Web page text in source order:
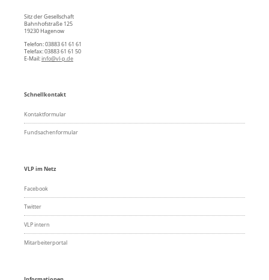
Sitz der Gesellschaft
Bahnhofstraße 125
19230 Hagenow
Telefon: 03883 61 61 61
Telefax: 03883 61 61 50
E-Mail:info@vl-p.de
Schnellkontakt
Kontaktformular
Fundsachenformular
VLP im Netz
Facebook
Twitter
VLP intern
Mitarbeiterportal